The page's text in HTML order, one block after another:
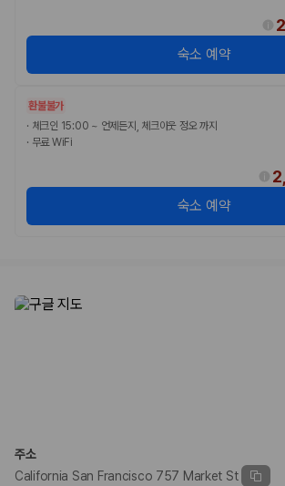
숙소 예약
환불불가
· 체크인 15:00 ~ 언제든지, 체크아웃 정오 까지
· 무료 WiFi
숙소 예약
주소
California San Francisco 757 Market St